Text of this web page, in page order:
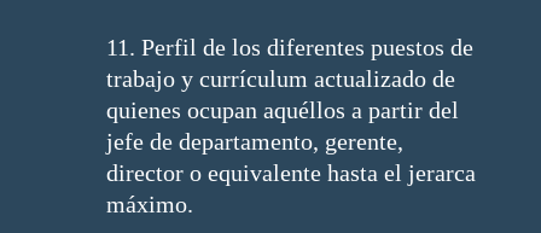
11. Perfil de los diferentes puestos de
trabajo y currículum actualizado de
quienes ocupan aquéllos a partir del
jefe de departamento, gerente,
director o equivalente hasta el jerarca
máximo.